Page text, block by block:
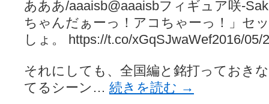
あああ/aaaisb@aaaisbフィギュア咲-
ちゃんだぁーっ！アコちゃーっ！」セ
しょ。 https://t.co/xGqSJwaWef2016/05/
それにしても、全国編と銘打っておき
てるシーン… 続きを読む →